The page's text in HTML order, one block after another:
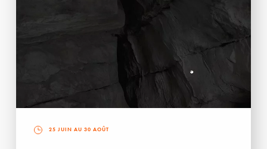
25 JUIN AU 30 AOÛT